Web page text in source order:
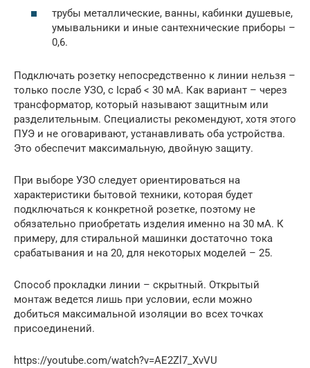
трубы металлические, ванны, кабинки душевые,
умывальники и иные сантехнические приборы –
0,6.
Подключать розетку непосредственно к линии нельзя –
только после УЗО, с Iсраб < 30 мА. Как вариант – через
трансформатор, который называют защитным или
разделительным. Специалисты рекомендуют, хотя этого
ПУЭ и не оговаривают, устанавливать оба устройства.
Это обеспечит максимальную, двойную защиту.
При выборе УЗО следует ориентироваться на
характеристики бытовой техники, которая будет
подключаться к конкретной розетке, поэтому не
обязательно приобретать изделия именно на 30 мА. К
примеру, для стиральной машинки достаточно тока
срабатывания и на 20, для некоторых моделей – 25.
Способ прокладки линии – скрытный. Открытый
монтаж ведется лишь при условии, если можно
добиться максимальной изоляции во всех точках
присоединений.
https://youtube.com/watch?v=AE2Zl7_XvVU